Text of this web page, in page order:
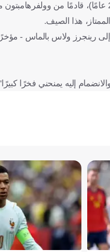
مع وولفرهامبتون منذ نوفمبر/تشرين ثان 2023، حيث أعير إلى
إليه يمنحني فخرًا